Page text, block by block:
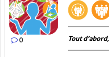
0 Tout